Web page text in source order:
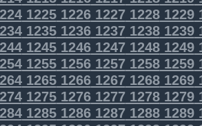
12251226122712281229
12351236123712381239
12451246124712481249
12551256125712581259
12651266126712681269
12751276127712781279
12851286128712881289